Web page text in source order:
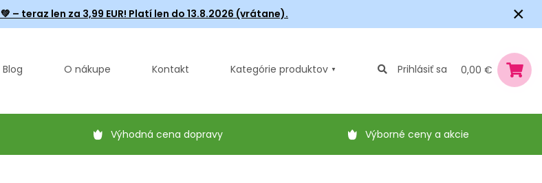
💚 – teraz len za 3,99 EUR! Platí len do 13.8.2026 (vrátane). ×
Blog O nákupe Kontakt Kategórie produktov Prihlásiť sa 0,00 €
Výhodná cena dopravy Výborné ceny a akcie